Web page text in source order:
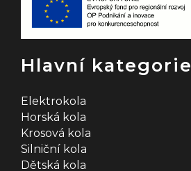
Hlavní kategorie
Elektrokola
Horská kola
Krosová kola
Silniční kola
Dětská kola